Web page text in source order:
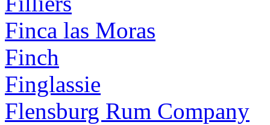
Finca las Moras
Finch
Finglassie
Flensburg Rum Company